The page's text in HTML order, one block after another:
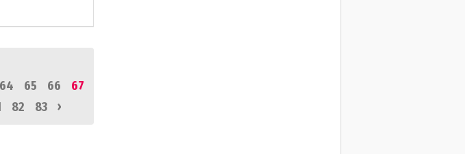
64 65 66
67
82 83 ›